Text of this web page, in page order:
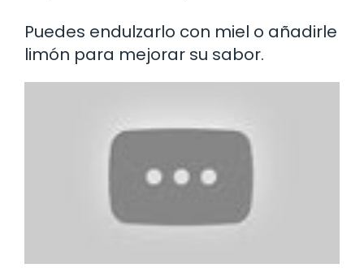
Puedes endulzarlo con miel o añadirle
limón para mejorar su sabor.